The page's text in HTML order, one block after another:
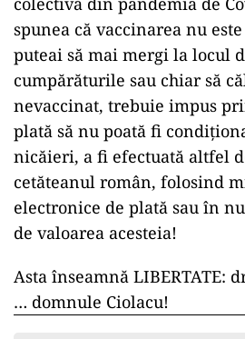
spunea că vaccinarea nu
puteai să mai mergi la locul
cumpărăturile sau chiar să
nevaccinat, trebuie impus
plată să nu poată fi
nicăieri, a fi efectuată altfel
cetăteanul român, folosind
electronice de plată sau în
de valoarea acesteia!
Asta înseamnă LIBERTATE:
… domnule Ciolacu!